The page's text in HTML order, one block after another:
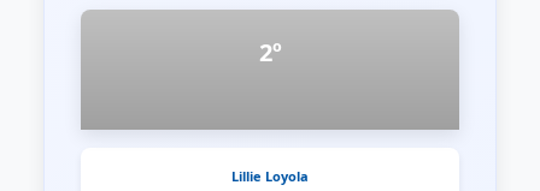
2º
Lillie Loyola